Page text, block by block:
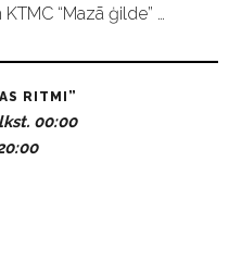
“Mazā ģilde” …
RITMI”
00:00